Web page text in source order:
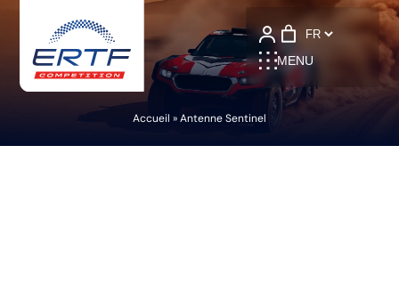
MENU
Language
Accueil »Antenne Sentinel